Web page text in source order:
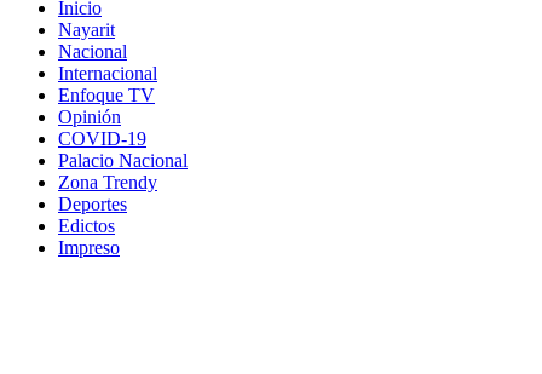
Inicio
Nayarit
Nacional
Internacional
Enfoque TV
Opinión
COVID-19
Palacio Nacional
Zona Trendy
Deportes
Edictos
Impreso